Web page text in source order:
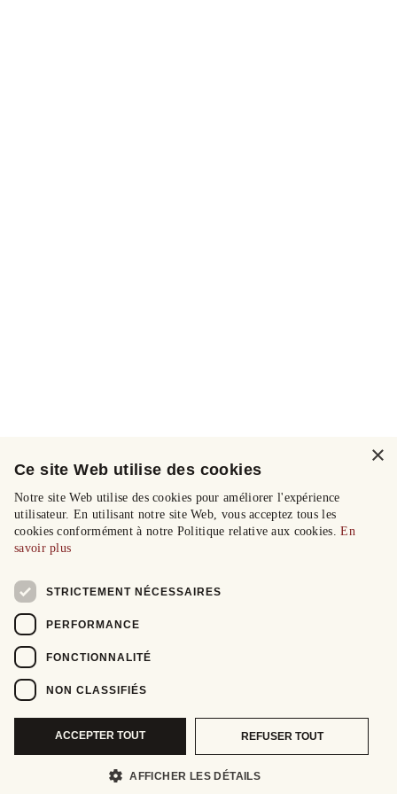
×
Ce site Web utilise des cookies
Notre site Web utilise des cookies pour améliorer l'expérience
utilisateur. En utilisant notre site Web, vous acceptez tous les
cookies conformément à notre Politique relative aux cookies.En
savoir plus
STRICTEMENT NÉCESSAIRES
PERFORMANCE
FONCTIONNALITÉ
NON CLASSIFIÉS
ACCEPTER TOUT REFUSER TOUT
AFFICHER LES DÉTAILS